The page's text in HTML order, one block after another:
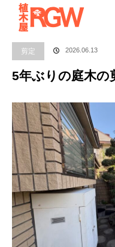
ホーム
ブログ
剪定
剪定 2026.06.13
5年ぶりの庭木の